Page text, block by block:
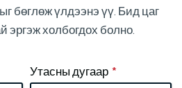
бөглөж үлдээнэ үү. Бид цаг
эргэж холбогдох болно.
Утасны дугаар *